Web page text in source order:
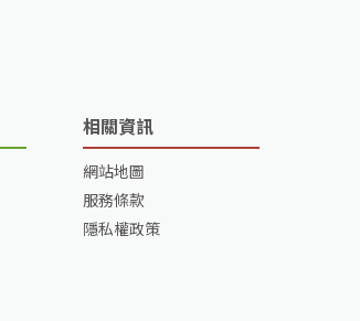
相關資訊
網站地圖
服務條款
隱私權政策